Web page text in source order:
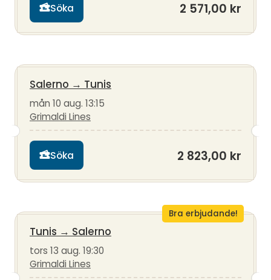
Söka 2 571,00 kr
Salerno → Tunis
mån 10 aug. 13:15
Grimaldi Lines
Söka 2 823,00 kr
Bra erbjudande!
Tunis → Salerno
tors 13 aug. 19:30
Grimaldi Lines